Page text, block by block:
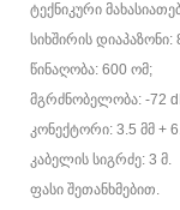
ტექნიკური
სიხშირის დიაპაზონი:
წინაღობა: 600 ომ;
მგრძნობელობა: -72
კონექტორი: 3.5 მმ +
კაბელის სიგრძე: 3 მ.
ფასი შეთანხმებით.